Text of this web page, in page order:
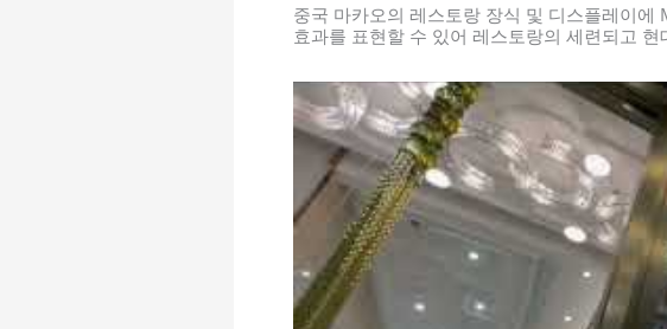
중국 마카오의 레스토랑 장식 및 디스플레이에
효과를 표현할 수 있어 레스토랑의 세련되고